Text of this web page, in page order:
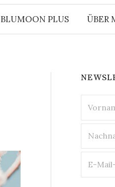
BLUMOON PLUS ÜBER